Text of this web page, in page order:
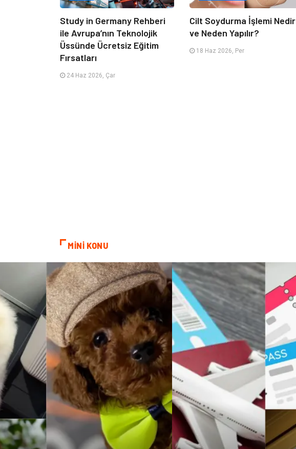
Study in Germany Rehberi
ile Avrupa’nın Teknolojik
Üssünde Ücretsiz Eğitim
Fırsatları
24 Haz 2026, Çar
Cilt Soydurma İşlemi Nedir
ve Neden Yapılır?
18 Haz 2026, Per
MİNİ KONU